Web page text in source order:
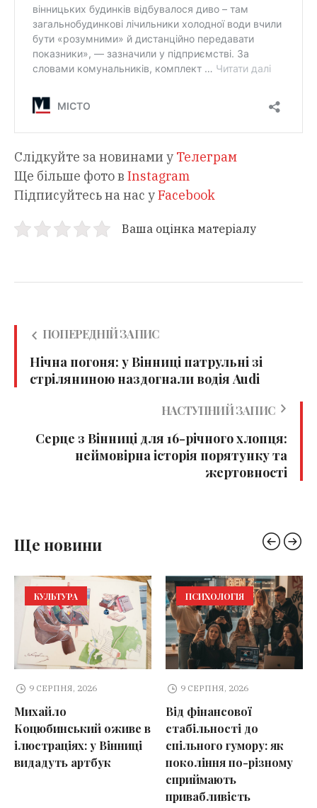
Слідкуйте за новинами у Телеграм
Ще більше фото в Instagram
Підписуйтесь на нас уFacebook
Ваша оцінка матеріалу
ПОПЕРЕДНІЙ ЗАПИС
Нічна погоня: у Вінниці патрульні зі
стріляниною наздогнали водія Audi
НАСТУПНИЙ ЗАПИС
Серце з Вінниці для 16-річного хлопця:
неймовірна історія порятунку та
жертовності
Ще новини
в
ПСИХОЛОГІЯ
9 СЕРПНЯ, 2026
Від фінансової
стабільності до
спільного гумору: як
покоління по-різному
РЯТУВАЛЬНИКИ
9 СЕРПНЯ, 2026
На Вінниччині минулої
доби сталось 11 пожеж